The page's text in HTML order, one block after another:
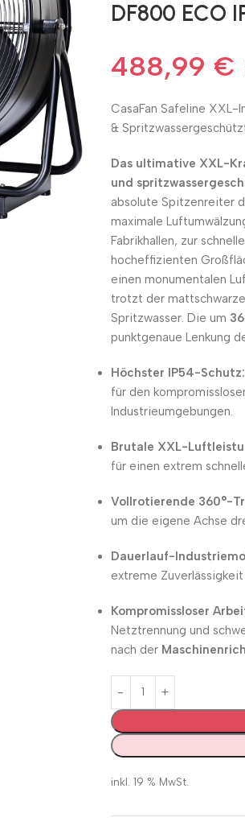
DF800 ECO
488,99 €
CasaFan Safeline
&
Das ultimative XXL-
und
absolute Spitzenreiter
maximale
Fabrikhallen, zur
hocheffizienten
einen monumentalen
trotzt der
Spritzwasser. Die um
punktgenaue Lenkung
Höchster IP54-Schutz:
für den
Industrieumgebungen.
Brutale XXL-
für einen extrem
Vollrotierende 360°-
um die eigene Achse
Dauerlauf-
extreme
Kompromissloser
Netztrennung und
nach der
inkl. 19 % MwSt.